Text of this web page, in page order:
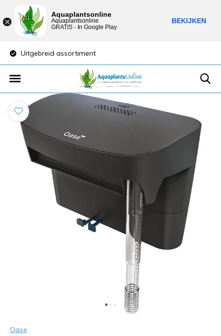
Uitgebreid assortiment
Oase
Aquaplantsonline
Aquaplantsonline
GRATIS - In Google Play
BEKIJKEN